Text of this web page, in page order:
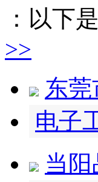
：以下
>>
东
电子
当